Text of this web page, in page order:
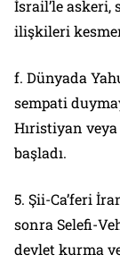
İsrail’le
ilişkileri
f. Dünyada
sempati
Hıristiyan veya
başladı.
5. Şii-Ca’feri
sonra Selefi-
devlet kurma